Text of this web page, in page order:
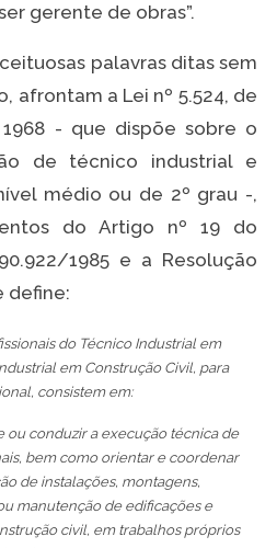
gerente de obras”.
palavras ditas sem
afrontam a Lei nº 5.524, de
- que dispõe sobre o
de técnico industrial e
médio ou de 2º grau -,
do Artigo nº 19 do
1985 e a Resolução
define:
do Técnico Industrial em
em Construção Civil, para
consistem em:
ou conduzir a execução técnica de
bem como orientar e coordenar
de instalações, montagens,
manutenção de edificações e
civil, em trabalhos próprios